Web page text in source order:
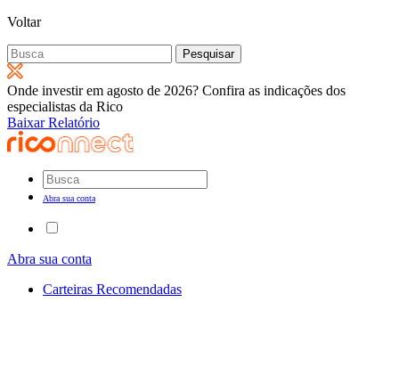
Voltar
Pesquisar
por:
Onde investir em agosto de 2026? Confira as indicações dos
especialistas da Rico
Baixar Relatório
Abra sua conta
Abra sua conta
Carteiras Recomendadas